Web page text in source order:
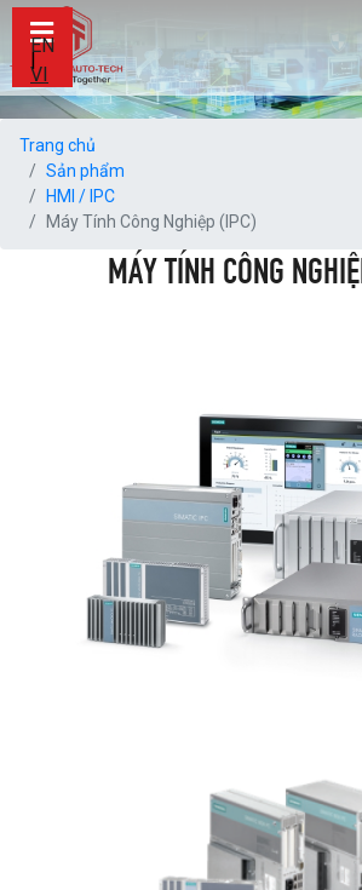
EN
VI
Trang chủ
Sản phẩm
HMI / IPC
Máy Tính Công Nghiệp (IPC)
MÁY TÍNH CÔNG